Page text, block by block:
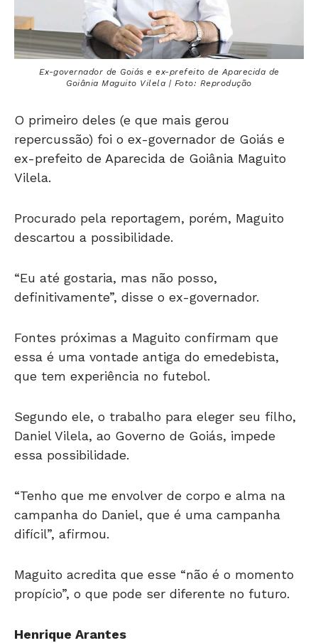
Ex-governador de Goiás e ex-prefeito de Aparecida de
Goiânia Maguito Vilela | Foto: Reprodução
O primeiro deles (e que mais gerou
repercussão) foi o ex-governador de Goiás e
ex-prefeito de Aparecida de Goiânia Maguito
Vilela.
Procurado pela reportagem, porém, Maguito
descartou a possibilidade.
“Eu até gostaria, mas não posso,
definitivamente”, disse o ex-governador.
Fontes próximas a Maguito confirmam que
essa é uma vontade antiga do emedebista,
que tem experiência no futebol.
Segundo ele, o trabalho para eleger seu filho,
Daniel Vilela, ao Governo de Goiás, impede
essa possibilidade.
“Tenho que me envolver de corpo e alma na
campanha do Daniel, que é uma campanha
difícil”, afirmou.
Maguito acredita que esse “não é o momento
propício”, o que pode ser diferente no futuro.
Henrique Arantes